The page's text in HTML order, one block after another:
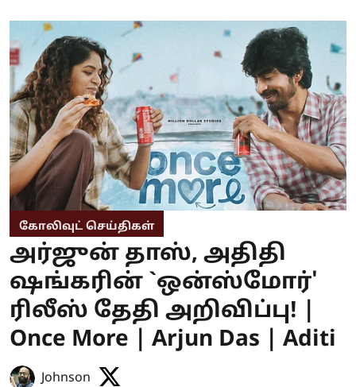
கோலிவுட் செய்திகள்
அர்ஜுன் தாஸ், அதிதி
ஷங்கரின் `ஒன்ஸ்மோர்'
ரிலீஸ் தேதி அறிவிப்பு! |
Once More | Arjun Das | Aditi
Johnson